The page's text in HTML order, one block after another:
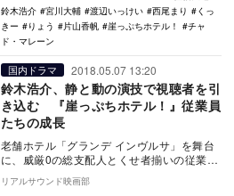
鈴木浩介
宮川大輔 渡辺いっけい 西尾まり
くっ
きー
りょう 片山香帆 崖っぷちホテル！
チャ
ド・マレーン
国内ドラマ 2018.05.07 13:20
鈴木浩介、静と動の演技で視聴者を引
き込む 『崖っぷちホテル！』従業員
たちの成長
老舗ホテル「グランデ インヴルサ」を舞台
に、威厳0の総支配人とくせ者揃いの従業員
がホテル再建に挑むコメディドラマ『崖っ
ぷちホテル…
リアルサウンド映画部